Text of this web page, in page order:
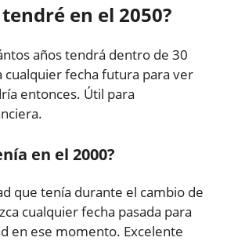
en el 2050?
años tendrá dentro de 30
cualquier fecha futura para ver
entonces. Útil para
en el 2000?
que tenía durante el cambio de
cualquier fecha pasada para
en ese momento. Excelente